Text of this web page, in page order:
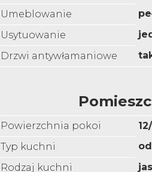
Umeblowanie
Usytuowanie
Drzwi antywłamaniowe
Powierzchnia pokoi
Typ kuchni
Rodzaj kuchni